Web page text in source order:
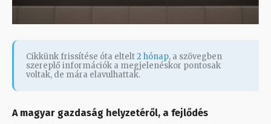
Cikkünk frissítése óta eltelt2 hónap, a szövegben
szereplő információk a megjelenéskor pontosak
voltak, de mára elavulhattak.
A magyar gazdaság helyzetéről, a fejlődés